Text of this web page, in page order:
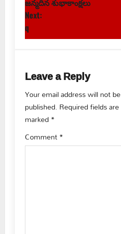
s
t
n
a
v
i
g
జన్మదిన శుభాకాంక్షలు
Next:
q
Leave a Reply
Your email address will not be
published. Required fields are
marked*
Comment*